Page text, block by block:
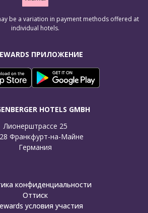
ПРИЛОЖЕНИЕ
HOTELS GMBH
Лионерштрассе 25
Франкфурт-на-Майне
Германия
be a variation in payment methods offered at
individual hotels.
конфиденциальности
Оттиск
условия участия